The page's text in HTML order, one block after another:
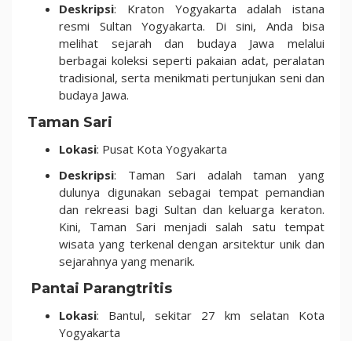
Deskripsi: Kraton Yogyakarta adalah istana
resmi Sultan Yogyakarta. Di sini, Anda bisa
melihat sejarah dan budaya Jawa melalui
berbagai koleksi seperti pakaian adat, peralatan
tradisional, serta menikmati pertunjukan seni dan
budaya Jawa.
Taman Sari
Lokasi: Pusat Kota Yogyakarta
Deskripsi: Taman Sari adalah taman yang
dulunya digunakan sebagai tempat pemandian
dan rekreasi bagi Sultan dan keluarga keraton.
Kini, Taman Sari menjadi salah satu tempat
wisata yang terkenal dengan arsitektur unik dan
sejarahnya yang menarik.
Pantai Parangtritis
Lokasi: Bantul, sekitar 27 km selatan Kota
Yogyakarta